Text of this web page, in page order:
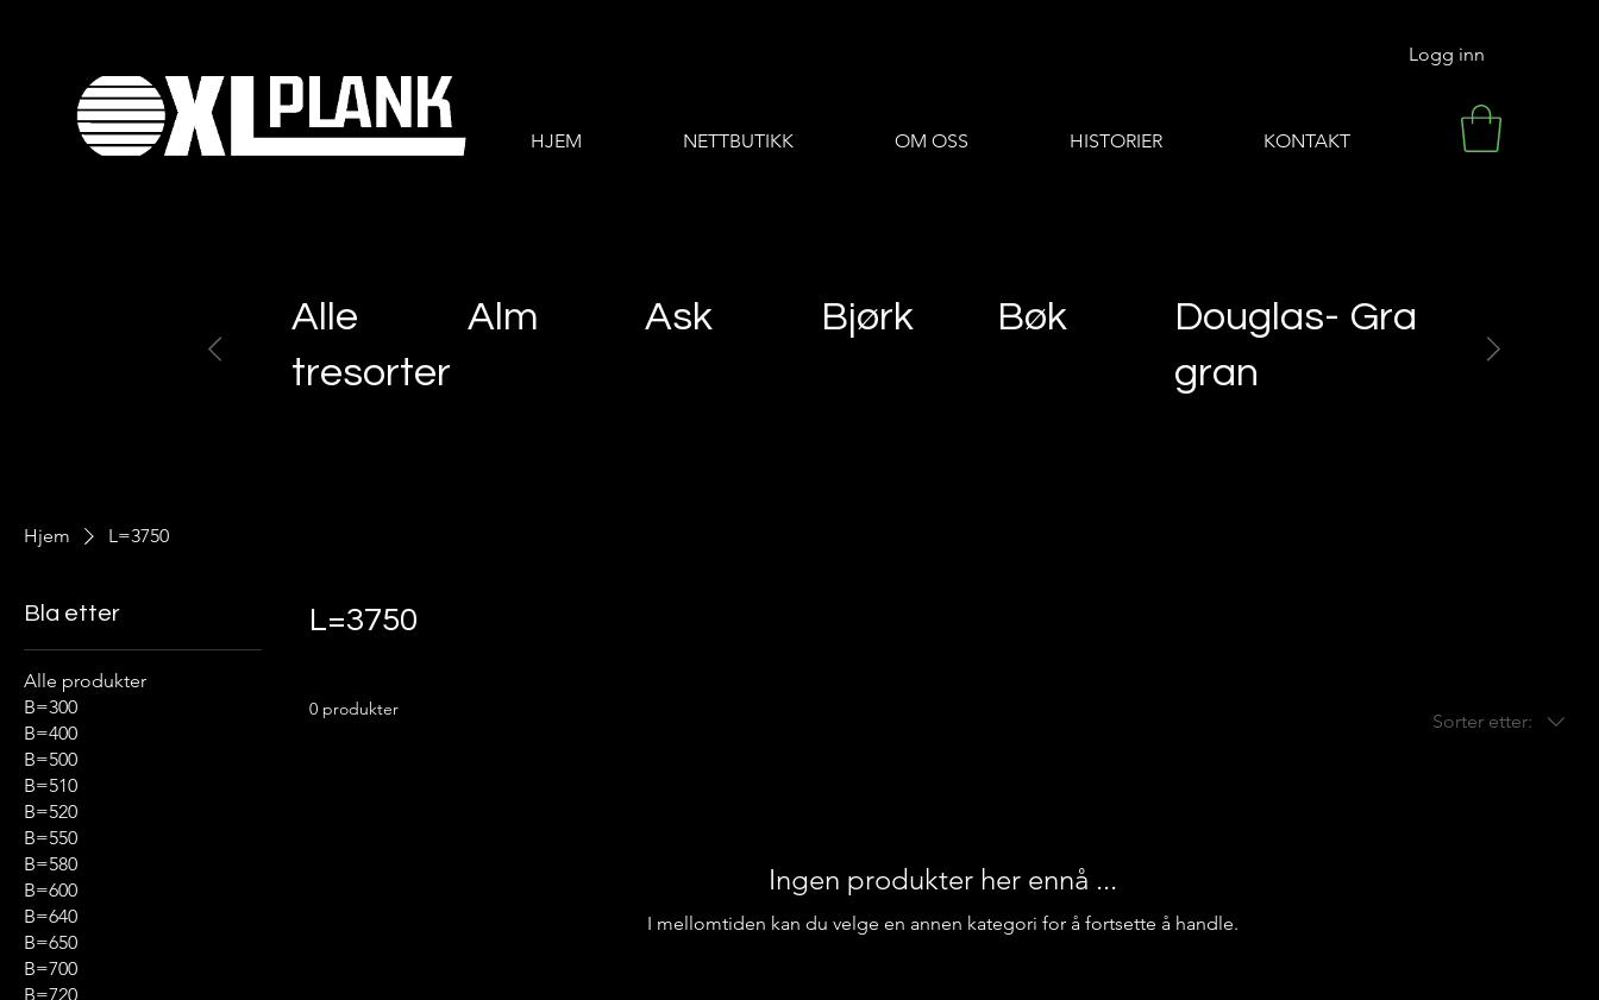
Logg inn
HJEM NETTBUTIKK OM OSS HISTORIER KONTAKT
Alle
tresorter
Alm Ask Bjørk Bøk
Douglas-
gran
Gran
Hjem L=3750
Bla etter
Alle produkter
B=300
B=400
B=500
B=510
B=520
B=550
B=580
B=600
B=640
B=650
B=700
B=720
L=3750
0 produkter
Sorter etter:
Ingen produkter her ennå ...
I mellomtiden kan du velge en annen kategori for å fortsette å handle.